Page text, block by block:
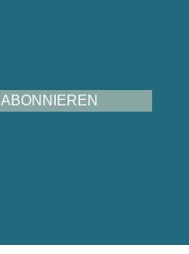
ABONNIEREN